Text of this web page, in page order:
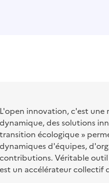
L'open innovation, c'est
dynamique, des solutions
transition écologique »
dynamiques d'équipes,
contributions. Véritable
est un accélérateur collectif